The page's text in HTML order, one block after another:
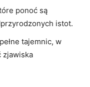
ponoć są
istot.
tajemnic, w
zjawiska